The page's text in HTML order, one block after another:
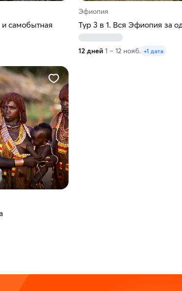
самобытная
Эфиопия
Тур 3 в 1. Вся Эфиопия за
12 дней 1 – 12 нояб. +1 дата